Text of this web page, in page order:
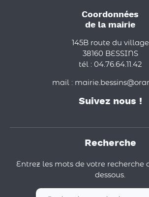
Coordonnées
de la mairie
145B route du village
38160 BESSINS
tél : 04.76.64.11.42
mail :
Suivez nous !
Recherche
Entrez les mots de votre recherche
dessous.
Recherchez